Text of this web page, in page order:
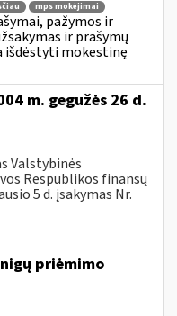
mps mokėjimai
pažymos ir
ir prašymų
išdėstyti mokestinę
m. gegužės 26 d.
Valstybinės
Respublikos finansų
5 d. įsakymas Nr.
priėmimo